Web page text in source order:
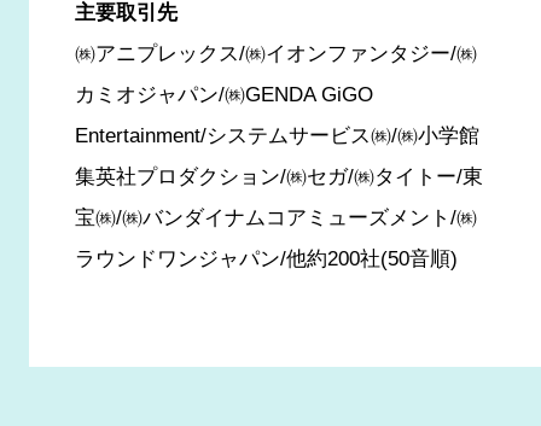
主要取引先
㈱アニプレックス/㈱イオンファンタジー/㈱
カミオジャパン/㈱GENDA GiGO
Entertainment/システムサービス㈱/㈱小学館
集英社プロダクション/㈱セガ/㈱タイトー/東
宝㈱/㈱バンダイナムコアミューズメント/㈱
ラウンドワンジャパン/他約200社(50音順)